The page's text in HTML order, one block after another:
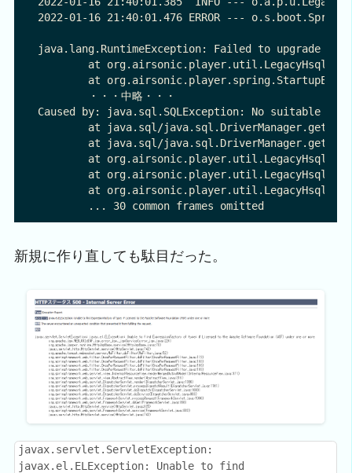
2022-01-16 21:40:01.476 ERROR ---
java.lang.RuntimeException: Failed to upgrade
at
at
        ・・・中略・・・
Caused by: java.sql.SQLException: No suitable
at java.sql/
at java.sql/
at
at
at
新規に作り直しても駄目だった。
javax.servlet.ServletException:
javax.el.ELException: Unable to find